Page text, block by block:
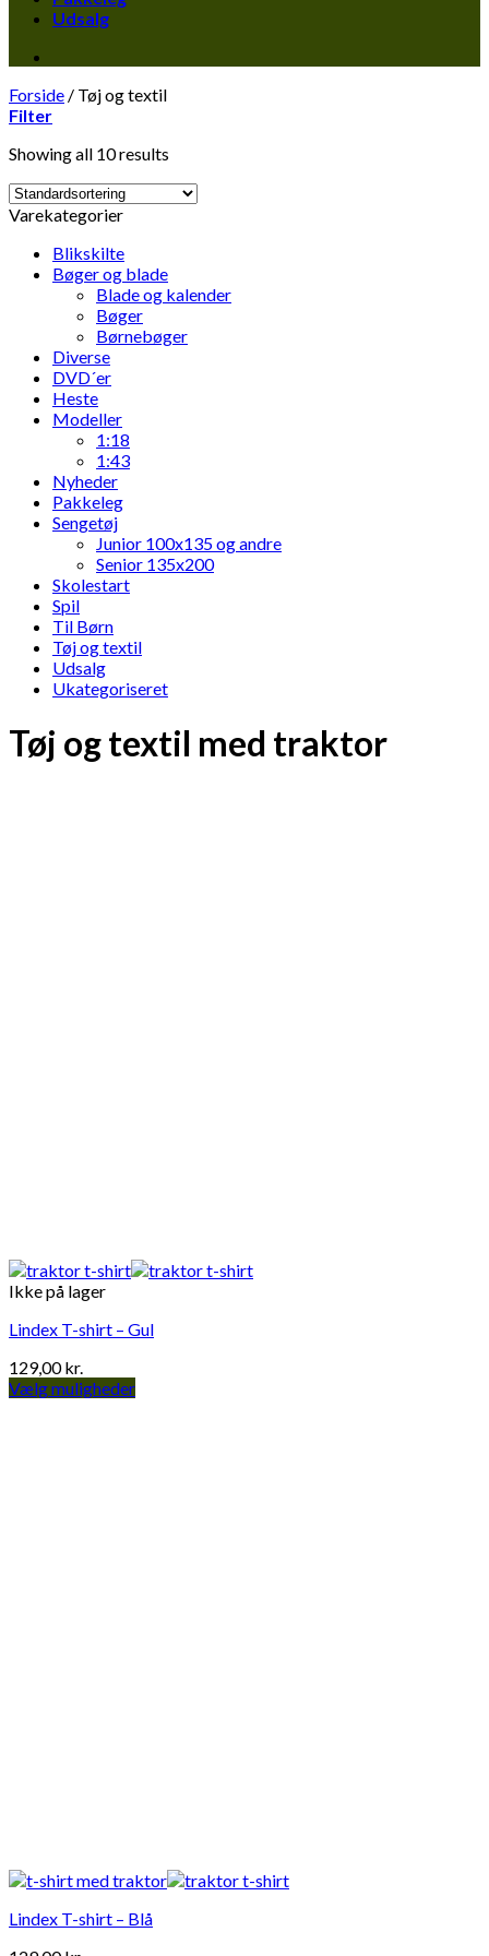
Udsalg
Forside / Tøj og textil
Filter
Showing all 10 results
Varekategorier
Blikskilte
Bøger og blade
Blade og kalender
Bøger
Børnebøger
Diverse
DVD´er
Heste
Modeller
1:18
1:43
Nyheder
Pakkeleg
Sengetøj
Junior 100x135 og andre
Senior 135x200
Skolestart
Spil
Til Børn
Tøj og textil
Udsalg
Ukategoriseret
Tøj og textil med traktor
Ikke på lager
Lindex T-shirt – Gul
129,00kr.
Vælg muligheder
Lindex T-shirt – Blå